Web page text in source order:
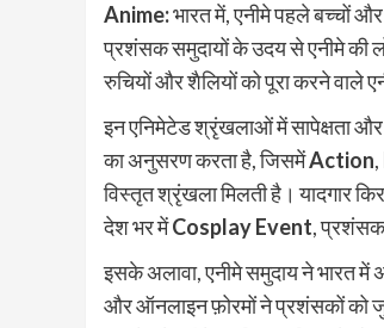
Anime:भारत में, एनीमे पहले बच्चों
प्रशंसक समुदायों के उदय से एनीमे की
रुचियों और शैलियों को पूरा करने वाले
इन एनिमेटेड श्रृंखलाओं में सापेक्षता और
का अनुसरण करता है, जिसमेंAction,
विस्तृत श्रृंखला मिलती है। यादगार
देश भर मेंCosplay Event, प्रशंसक
इसके अलावा, एनीमे समुदाय ने भारत में
और ऑनलाइन फ़ोरमों ने प्रशंसकों को